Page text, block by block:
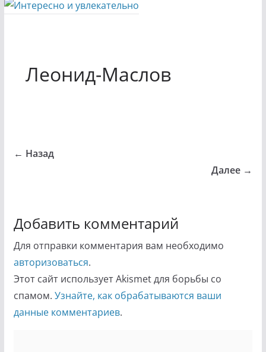
Леонид-Маслов
← Назад
Далее →
Добавить комментарий
Для отправки комментария вам необходимо
авторизоваться.
Этот сайт использует Akismet для борьбы со
спамом. Узнайте, как обрабатываются ваши
данные комментариев.